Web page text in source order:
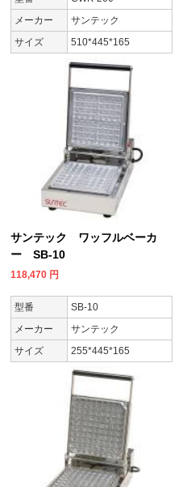
メーカー
サンテック
サイズ
510*445*165
サンテック ワッフルベーカ
ー SB-10
118,470 円
型番
SB-10
メーカー
サンテック
サイズ
255*445*165